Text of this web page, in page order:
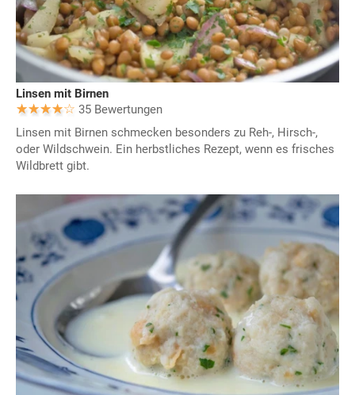
Linsen mit Birnen
35 Bewertungen
Linsen mit Birnen schmecken besonders zu Reh-, Hirsch-,
oder Wildschwein. Ein herbstliches Rezept, wenn es frisches
Wildbrett gibt.